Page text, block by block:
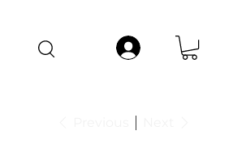
livrées avant notre